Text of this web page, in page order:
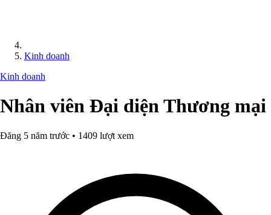
Kinh doanh
Kinh doanh
Nhân viên Đại diện Thương mại
Đăng 5 năm trước • 1409 lượt xem